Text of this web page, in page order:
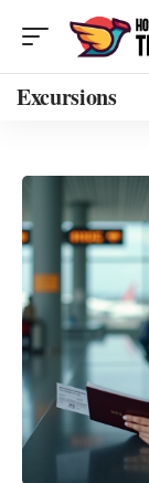
Excursions